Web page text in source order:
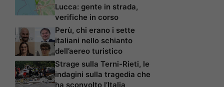
Lucca: gente in strada,
verifiche in corso
Perù, chi erano i sette
italiani nello schianto
dell’aereo turistico
Strage sulla Terni-Rieti, le
indagini sulla tragedia che
ha sconvolto l’Italia